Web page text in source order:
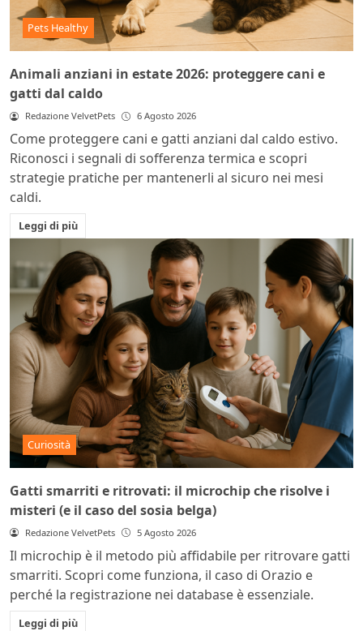
Pets Healthy
Animali anziani in estate 2026: proteggere cani e
gatti dal caldo
Redazione VelvetPets 6 Agosto 2026
Come proteggere cani e gatti anziani dal caldo estivo.
Riconosci i segnali di sofferenza termica e scopri
strategie pratiche per mantenerli al sicuro nei mesi
caldi.
Leggi di più
Curiosità
Gatti smarriti e ritrovati: il microchip che risolve i
misteri (e il caso del sosia belga)
Redazione VelvetPets 5 Agosto 2026
Il microchip è il metodo più affidabile per ritrovare gatti
smarriti. Scopri come funziona, il caso di Orazio e
perché la registrazione nei database è essenziale.
Leggi di più